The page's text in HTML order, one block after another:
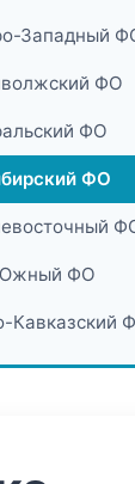
Западный
ФО
ФО
ФО
ФО
Кавказский